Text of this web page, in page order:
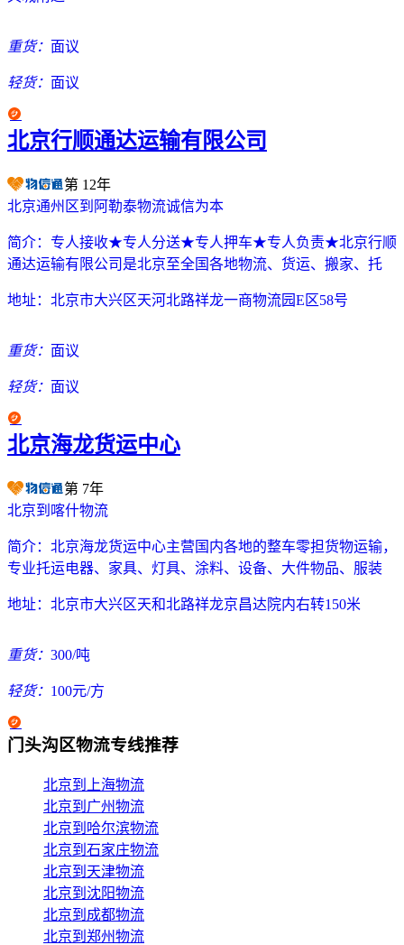
重货： 面议
轻货： 面议
北京行顺通达运输有限公司
第 12年
北京通州区到阿勒泰物流诚信为本
简介： 专人接收★专人分送★专人押车★专人负责★北京行顺
通达运输有限公司是北京至全国各地物流、货运、搬家、托
地址： 北京市大兴区天河北路祥龙一商物流园E区58号
重货： 面议
轻货： 面议
北京海龙货运中心
第 7年
北京到喀什物流
简介： 北京海龙货运中心主营国内各地的整车零担货物运输，
专业托运电器、家具、灯具、涂料、设备、大件物品、服装
地址： 北京市大兴区天和北路祥龙京昌达院内右转150米
重货： 300/吨
轻货： 100元/方
门头沟区物流专线推荐
北京到上海物流
北京到广州物流
北京到哈尔滨物流
北京到石家庄物流
北京到天津物流
北京到沈阳物流
北京到成都物流
北京到郑州物流